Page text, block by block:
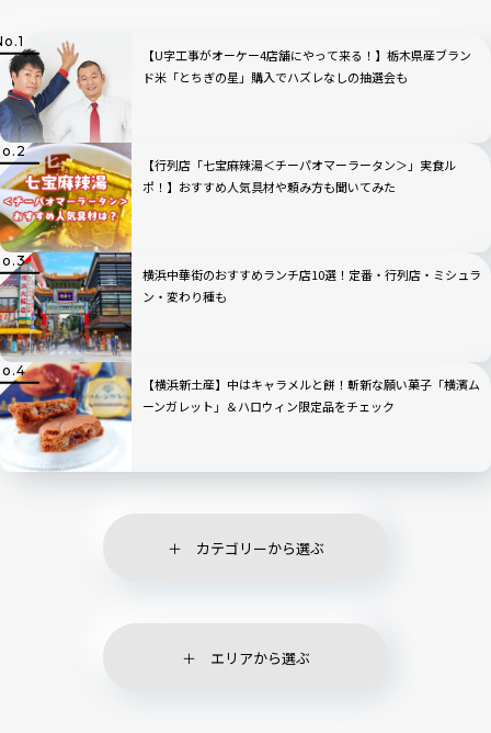
【U字工事がオーケー4店舗にやって来る！】栃木県産ブラン
ド米「とちぎの星」購入でハズレなしの抽選会も
【行列店「七宝麻辣湯＜チーパオマーラータン＞」実食ル
ポ！】おすすめ人気具材や頼み方も聞いてみた
横浜中華街のおすすめランチ店10選！定番・行列店・ミシュラ
ン・変わり種も
【横浜新土産】中はキャラメルと餅！斬新な願い菓子「横濱ム
ーンガレット」＆ハロウィン限定品をチェック
カテゴリーから選ぶ
エリアから選ぶ